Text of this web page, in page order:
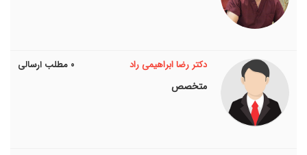
دکتر رضا ابراهیمی راد ۰ مطلب ارسالی
متخصص